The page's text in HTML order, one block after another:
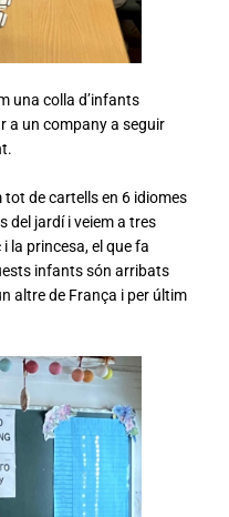
una colla d’infants
a un company a seguir
de cartells en 6 idiomes
del jardí i veiem a tres
la princesa, el que fa
infants són arribats
altre de França i per últim